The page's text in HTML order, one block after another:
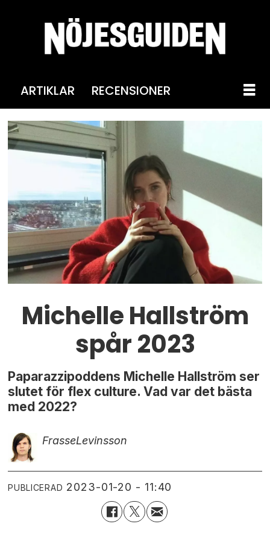
ARTIKLAR RECENSIONER
Michelle Hallström
spår 2023
Paparazzipoddens Michelle Hallström ser
slutet för flex culture. Vad var det bästa
med 2022?
FrasseLevinsson
PUBLICERAD 2023-01-20 - 11:40